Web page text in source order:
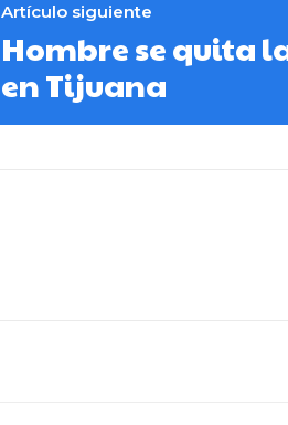
Artículo siguiente
Hombre se quita
en Tijuana